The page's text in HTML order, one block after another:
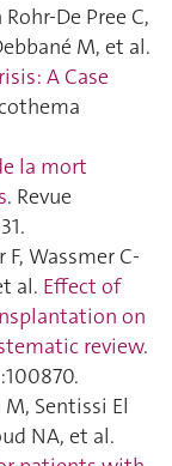
De Pree C,
M, et al.
A Case
la mort
. Revue
Wassmer C-
al. Effect of
on
review.
M, Sentissi El
NA, et al.